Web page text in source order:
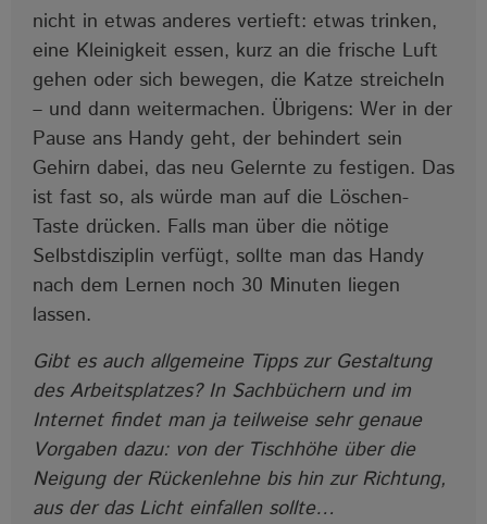
nicht in etwas anderes vertieft: etwas trinken,
eine Kleinigkeit essen, kurz an die frische Luft
gehen oder sich bewegen, die Katze streicheln
– und dann weitermachen. Übrigens: Wer in der
Pause ans Handy geht, der behindert sein
Gehirn dabei, das neu Gelernte zu festigen. Das
ist fast so, als würde man auf die Löschen-
Taste drücken. Falls man über die nötige
Selbstdisziplin verfügt, sollte man das Handy
nach dem Lernen noch 30 Minuten liegen
lassen.
Gibt es auch allgemeine Tipps zur Gestaltung
des Arbeitsplatzes? In Sachbüchern und im
Internet findet man ja teilweise sehr genaue
Vorgaben dazu: von der Tischhöhe über die
Neigung der Rückenlehne bis hin zur Richtung,
aus der das Licht einfallen sollte…